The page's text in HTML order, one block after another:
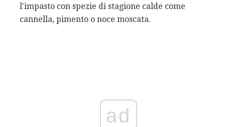
l'impasto con spezie di stagione calde come
cannella, pimento o noce moscata.
ad